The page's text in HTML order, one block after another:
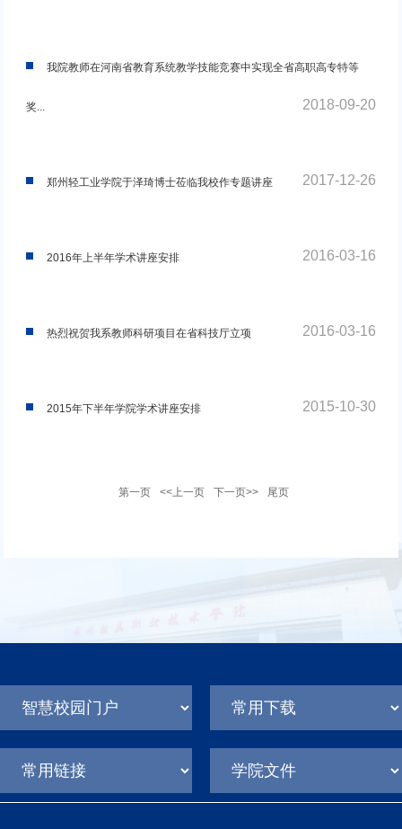
我院教师在河南省教育系统教学技能竞赛中实现全省高职高专特等
奖... 2018-09-20
郑州轻工业学院于泽琦博士莅临我校作专题讲座 2017-12-26
2016年上半年学术讲座安排 2016-03-16
热烈祝贺我系教师科研项目在省科技厅立项 2016-03-16
2015年下半年学院学术讲座安排 2015-10-30
第一页 <<上一页 下一页>> 尾页